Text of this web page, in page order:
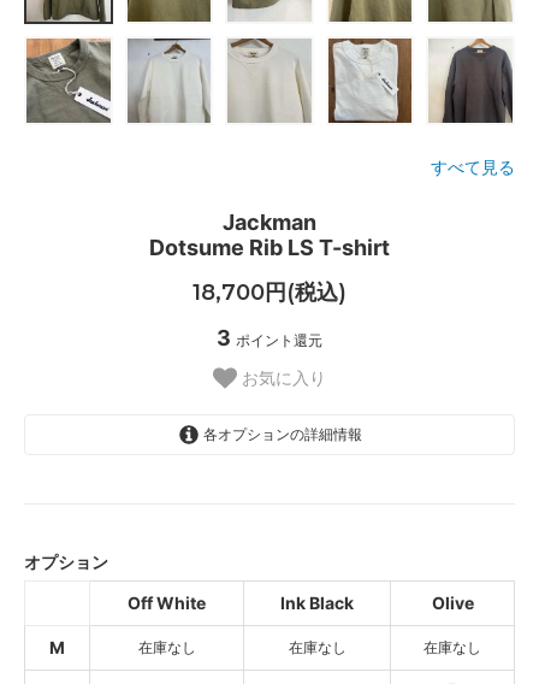
すべて見る
Jackman
Dotsume Rib LS T-shirt
18,700円(税込)
3 ポイント還元
お気に入り
各オプションの詳細情報
SOLD OUT
Olive
SOLD OUT
オプション
Off White
Ink Black Olive
M 在庫なし 在庫なし 在庫なし